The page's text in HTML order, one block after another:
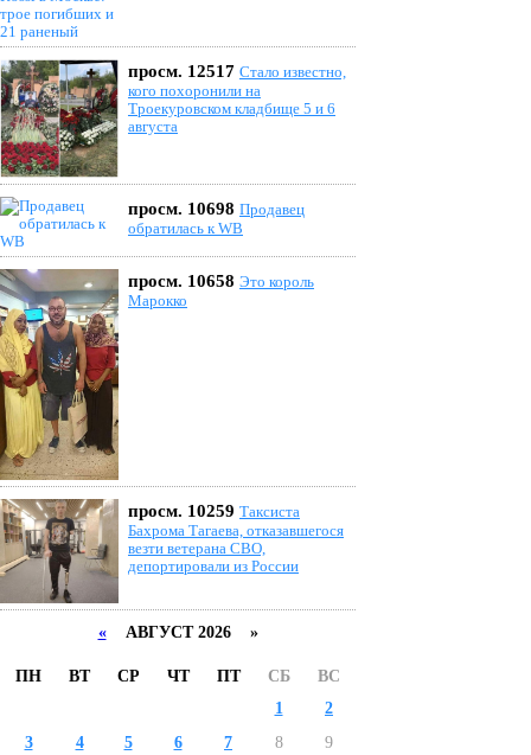
просм. 12517 Стало известно,
кого похоронили на
Троекуровском кладбище 5 и 6
августа
просм. 10698 Продавец
обратилась к WB
просм. 10658 Это король
Марокко
просм. 10259 Таксиста
Бахрома Тагаева, отказавшегося
везти ветерана СВО,
депортировали из России
«АВГУСТ 2026 »
ПН ВТ СР ЧТ ПТ СБ
ВС
1
2
3
4 5 6 7 8
9